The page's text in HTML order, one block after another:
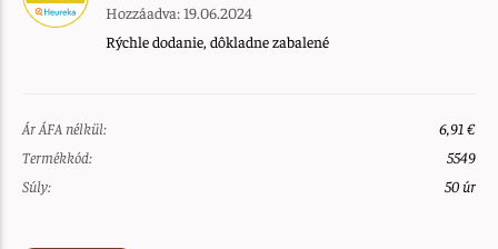
Hozzáadva: 19.06.2024
Rýchle dodanie, dôkladne zabalené
Ár ÁFA nélkül:
6,91 €
Termékkód:
5549
Súly:
50 úr